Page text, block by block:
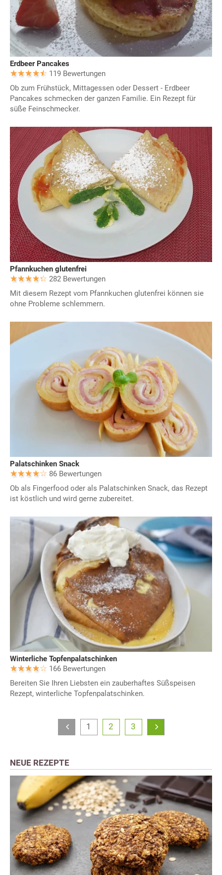
Erdbeer Pancakes
119 Bewertungen
Ob zum Frühstück, Mittagessen oder Dessert - Erdbeer
Pancakes schmecken der ganzen Familie. Ein Rezept für
süße Feinschmecker.
Pfannkuchen glutenfrei
282 Bewertungen
Mit diesem Rezept vom Pfannkuchen glutenfrei können sie
ohne Probleme schlemmern.
Palatschinken Snack
86 Bewertungen
Ob als Fingerfood oder als Palatschinken Snack, das Rezept
ist köstlich und wird gerne zubereitet.
Winterliche Topfenpalatschinken
166 Bewertungen
Bereiten Sie Ihren Liebsten ein zauberhaftes Süßspeisen
Rezept, winterliche Topfenpalatschinken.
1 2 3
NEUE REZEPTE